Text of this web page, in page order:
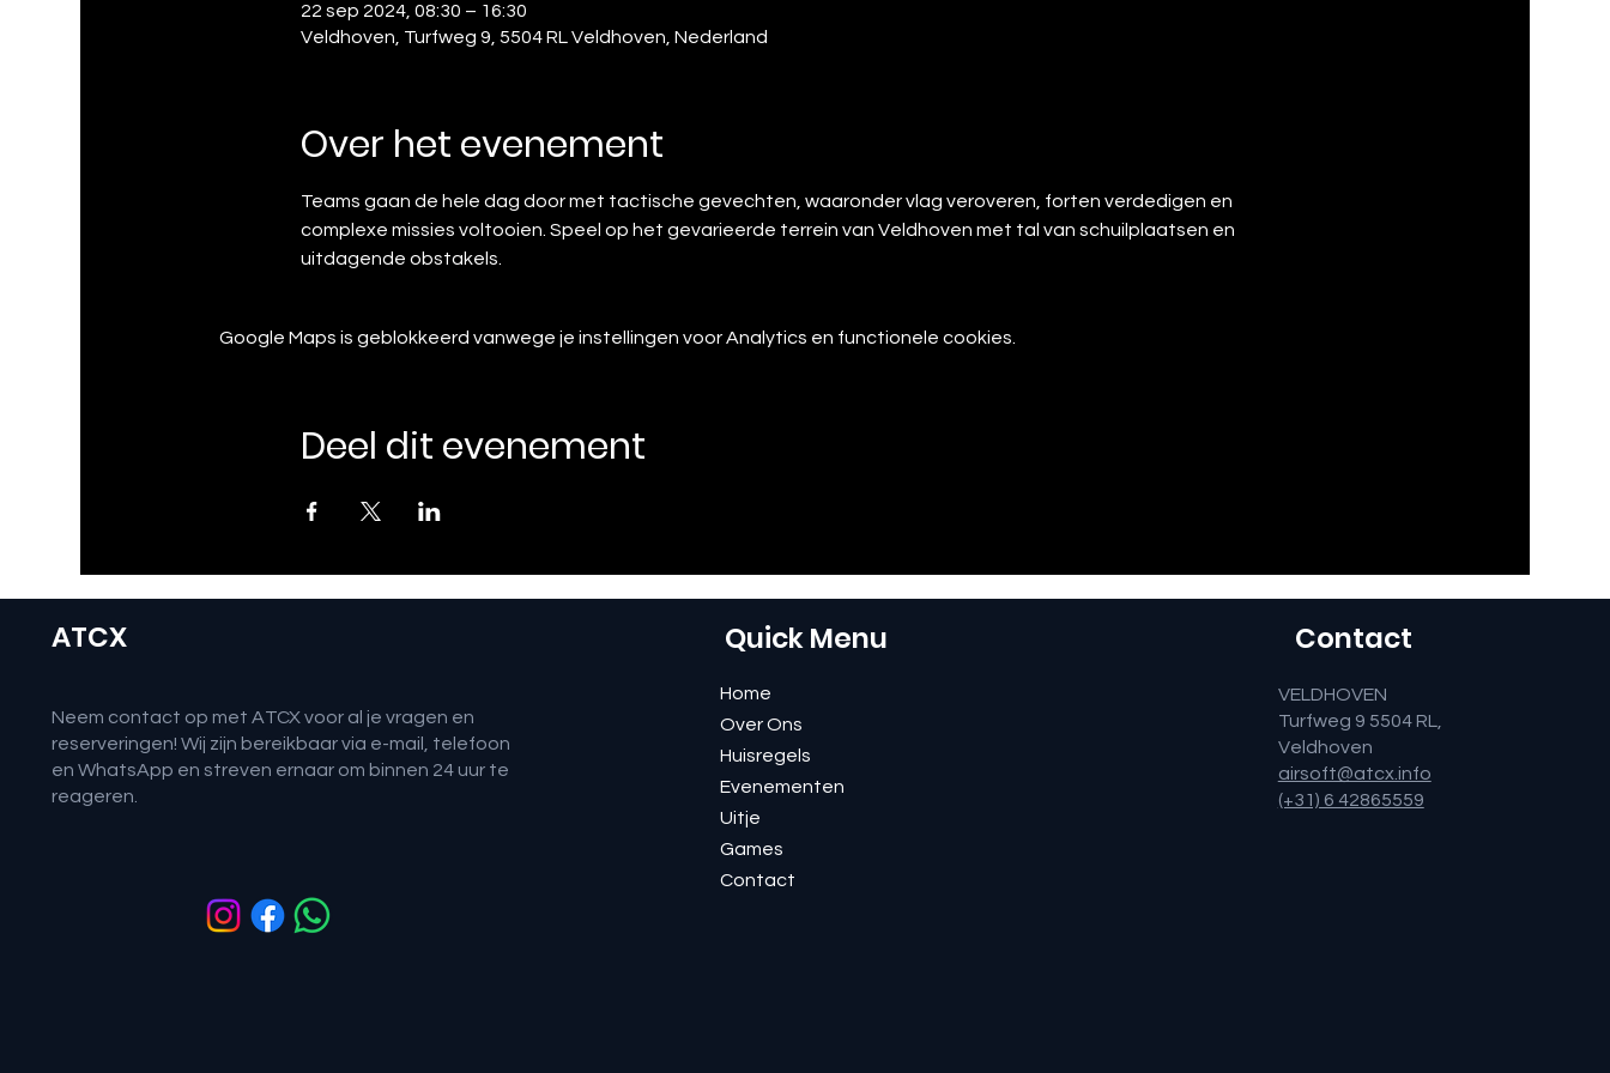
22 sep 2024, 08:30 – 16:30
Veldhoven, Turfweg 9, 5504 RL Veldhoven, Nederland
Over het evenement
Teams gaan de hele dag door met tactische gevechten, waaronder vlag veroveren, forten verdedigen en
complexe missies voltooien. Speel op het gevarieerde terrein van Veldhoven met tal van schuilplaatsen en
uitdagende obstakels.
Google Maps is geblokkeerd vanwege je instellingen voor Analytics en functionele cookies.
Deel dit evenement
ATCX
Neem contact op met ATCX voor al je vragen en
reserveringen! Wij zijn bereikbaar via e-mail, telefoon
en WhatsApp en streven ernaar om binnen 24 uur te
reageren.
Quick Menu
Home
Over Ons
Huisregels
Evenementen
Uitje
Games
Contact
Contact
VELDHOVEN
Turfweg 9 5504 RL,
Veldhoven
airsoft@atcx.info
(+31) 6 42865559